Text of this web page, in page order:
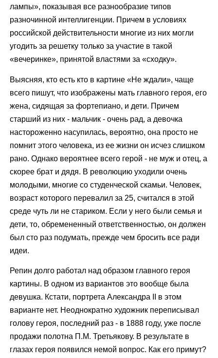
лампы», показывая все разнообразие типов
разночинной интеллигенции. Причем в условиях
российской действительности многие из них могли
угодить за решетку только за участие в такой
«вечеринке», принятой властями за «сходку».
Выясняя, кто есть кто в картине «Не ждали», чаще
всего пишут, что изображены мать главного героя, его
жена, сидящая за фортепиано, и дети. Причем
старший из них - мальчик - очень рад, а девочка
настороженно насупилась, вероятно, она просто не
помнит этого человека, из ее жизни он исчез слишком
рано. Однако вероятнее всего герой - не муж и отец, а
скорее брат и дядя. В революцию уходили очень
молодыми, многие со студенческой скамьи. Человек,
возраст которого перевалил за 25, считался в этой
среде чуть ли не стариком. Если у него были семья и
дети, то, обремененный ответственностью, он должен
был сто раз подумать, прежде чем бросить все ради
идеи.
Репин долго работал над образом главного героя
картины. В одном из вариантов это вообще была
девушка. Кстати, портрета Александра II в этом
варианте нет. Неоднократно художник переписывал
голову героя, последний раз - в 1888 году, уже после
продажи полотна П.М. Третьякову. В результате в
глазах героя появился немой вопрос. Как его примут?